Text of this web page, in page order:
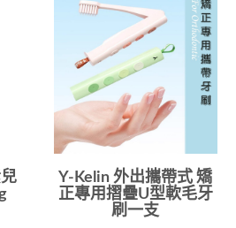
Y-Kelin 外出攜帶式 矯
正專用摺疊U型軟毛牙
刷一支